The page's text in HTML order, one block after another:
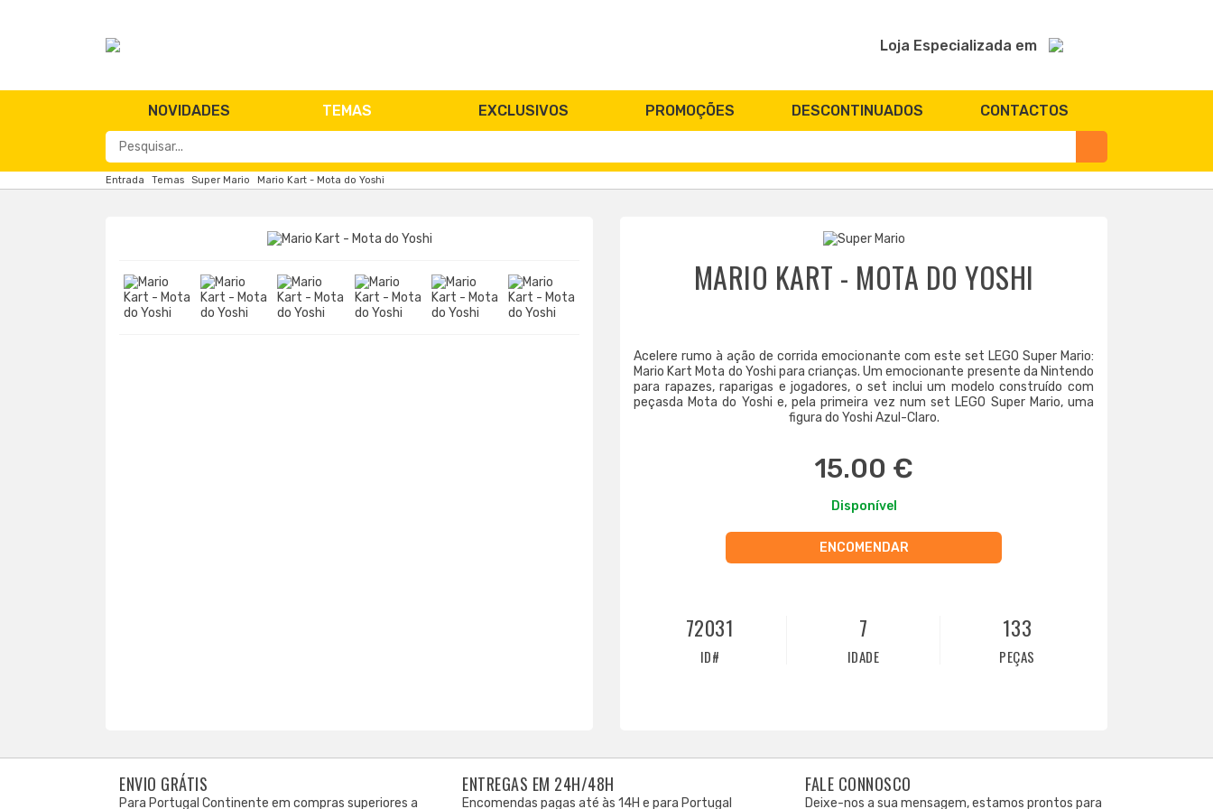
Loja Especializada em
NOVIDADES TEMAS EXCLUSIVOS PROMOÇÕES DESCONTINUADOS CONTACTOS
Entrada Temas Super Mario Mario Kart - Mota do Yoshi
MARIO KART - MOTA DO YOSHI
Acelere rumo à ação de corrida emocionante com este set LEGO Super Mario:
Mario Kart Mota do Yoshi para crianças. Um emocionante presente da Nintendo
para rapazes, raparigas e jogadores, o set inclui um modelo construído com
peçasda Mota do Yoshi e, pela primeira vez num set LEGO Super Mario, uma
figura do Yoshi Azul-Claro.
15.00 €
Disponível
ENCOMENDAR
72031
ID#
7
IDADE
133
PEÇAS
ENVIO GRÁTIS
Para Portugal Continente em compras superiores a
ENTREGAS EM 24H/48H
Encomendas pagas até às 14H e para Portugal
FALE CONNOSCO
Deixe-nos a sua mensagem, estamos prontos para